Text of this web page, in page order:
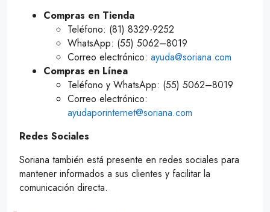
Compras en Tienda
Teléfono: (81) 8329-9252
WhatsApp: (55) 5062–8019
Correo electrónico: ayuda@soriana.com
Compras en Línea
Teléfono y WhatsApp: (55) 5062–8019
Correo electrónico:
ayudaporinternet@soriana.com
Redes Sociales
Soriana también está presente en redes sociales para
mantener informados a sus clientes y facilitar la
comunicación directa.